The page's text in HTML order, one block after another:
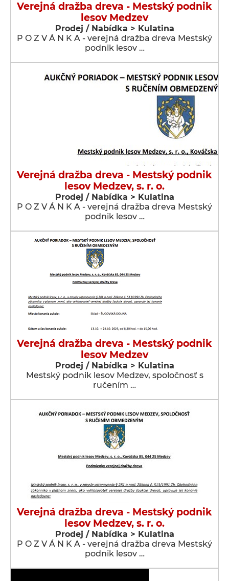
Verejná dražba dreva - Mestský podnik
lesov Medzev
Prodej / Nabídka > Kulatina
P O Z V Á N K A - verejná dražba dreva Mestský
podnik lesov …
Verejná dražba dreva - Mestský podnik
lesov Medzev, s. r. o.
Prodej / Nabídka > Kulatina
P O Z V Á N K A - verejná dražba dreva Mestský
podnik lesov …
Verejná dražba dreva - Mestský podnik
lesov Medzev
Prodej / Nabídka > Kulatina
Mestský podnik lesov Medzev, spoločnosť s
ručením …
Verejná dražba dreva - Mestský podnik
lesov Medzev, s. r. o.
Prodej / Nabídka > Kulatina
P O Z V Á N K A - verejná dražba dreva Mestský
podnik lesov …